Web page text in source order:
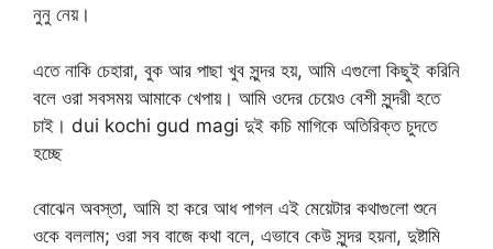
নুনু নেয়।
এতে নাকি চেহারা, বুক আর পাছা খুব সুন্দর হয়, আমি এগুলো কিছুই করিনি
বলে ওরা সবসময় আমাকে খেপায়। আমি ওদের চেয়েও বেশী সুন্দরী হতে
চাই। dui kochi gud magi দুই কচি মাগিকে অতিরিক্ত চুদতে
হচ্ছে
বোঝেন অবস্তা, আমি হা করে আধ পাগল এই মেয়েটার কথাগুলো শুনে
ওকে বললাম; ওরা সব বাজে কথা বলে, এভাবে কেউ সুন্দর হয়না, দুষ্টামি